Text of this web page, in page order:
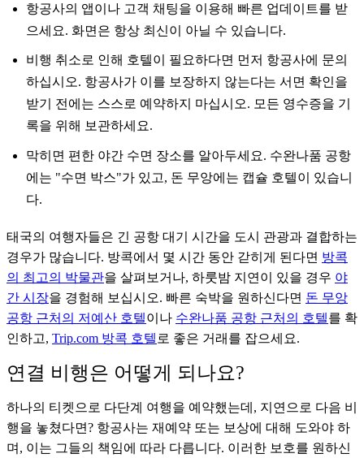
항공사의 앱이나 고객 채팅을 이용해 빠른 업데이트를 받
으세요. 화면은 항상 최신이 아닐 수 있습니다.
비행 취소로 인해 호텔이 필요하다면 먼저 항공사에 문의
하십시오. 항공사가 이를 보장하지 않는다는 서면 확인을
받기 전에는 스스로 예약하지 마십시오. 모든 영수증을 기
록을 위해 보관하세요.
막히면 편한 야간 수면 장소를 알아두세요. 수완나품 공항
에는 "수면 박스"가 있고, 돈 무앙에는 캡슐 호텔이 있습니
다.
태국의 여행자들은 긴 공항 대기 시간을 도시 관광과 결합하는
경우가 많습니다. 방콕에서 몇 시간 동안 갇히게 된다면 방콕
의 최고의 박물관을 살펴보거나, 하룻밤 지연이 있을 경우 야
간 시장을 경험해 보십시오. 빠른 숙박을 원하신다면 돈 무앙
공항 근처의 저예산 호텔이나 수완나품 공항 근처의 호텔를 확
인하고, Trip.com 방콕 호텔 로 좋은 거래를 잡으세요.
연결 비행은 어떻게 되나요?
하나의 티켓으로 다단계 여행을 예약했는데, 지연으로 다음 비
행을 놓쳤다면? 항공사는 재예약 또는 보상에 대해 도와야 하
며, 이는 그들의 책임에 따라 다릅니다. 이러한 보호를 원하신